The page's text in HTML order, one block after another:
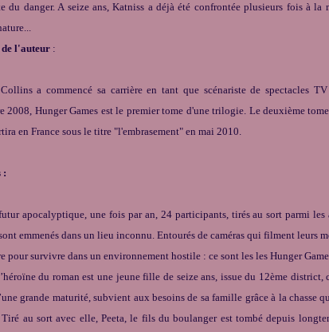
du danger. A seize ans, Katniss a déjà été confrontée plusieurs fois à
de l'auteur :
Collins a commencé sa carrière en tant que scénariste de spectacles
2008, Hunger Games est le premier tome d'une trilogie. Le deuxième
en France sous le titre "l'embrasement" en mai 2010.
:
apocalyptique, une fois par an, 24 participants, tirés au sort parmi
emmenés dans un lieu inconnu. Entourés de caméras qui filment leurs
pour survivre dans un environnement hostile : ce sont les les Hunger
du roman est une jeune fille de seize ans, issue du 12ème district,
grande maturité, subvient aux besoins de sa famille grâce à la chasse
au sort avec elle, Peeta, le fils du boulanger est tombé depuis